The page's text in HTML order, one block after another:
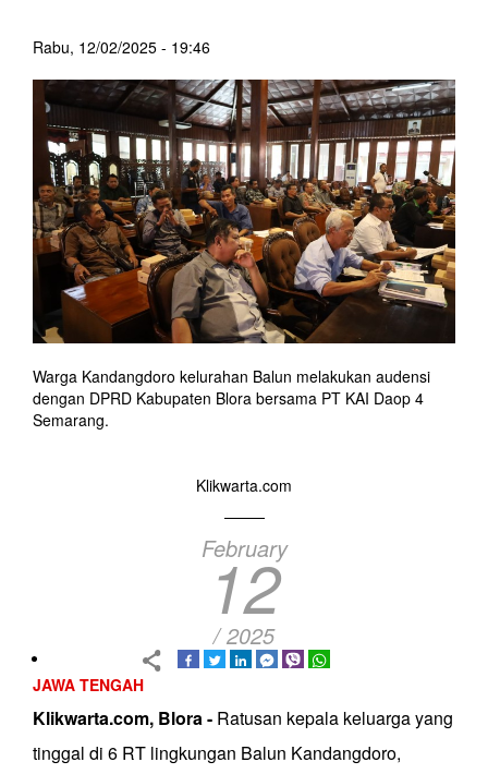
Rabu, 12/02/2025 - 19:46
Warga Kandangdoro kelurahan Balun melakukan audensi
dengan DPRD Kabupaten Blora bersama PT KAI Daop 4
Semarang.
Klikwarta.com
February
12
/ 2025
JAWA TENGAH
Klikwarta.com, Blora - Ratusan kepala keluarga yang
tinggal di 6 RT lingkungan Balun Kandangdoro,